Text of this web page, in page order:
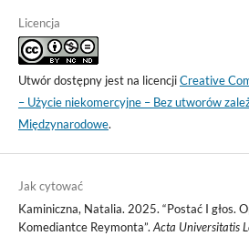
Licencja
Utwór dostępny jest na licencjiCreative
– Użycie niekomercyjne – Bez utworów
Międzynarodowe.
Jak cytować
Kaminiczna, Natalia. 2025. “Postać I głos.
Komediantce Reymonta”. Acta Universitatis